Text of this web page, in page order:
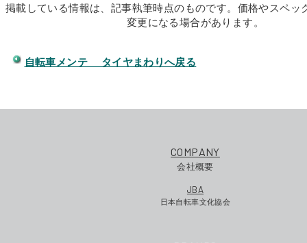
掲載している情報は、記事執筆時点のものです。価格やスペッ
変更になる場合があります。
自転車メンテ タイヤまわりへ戻る
COMPANY
会社概要
JBA
日本自転車文化協会